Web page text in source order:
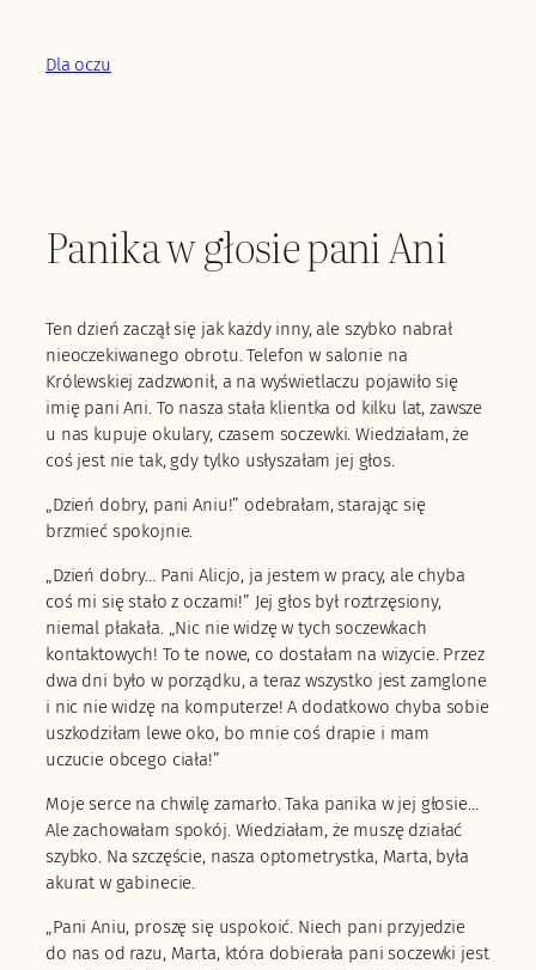
treściDla oczu
Panika w głosie pani Ani
Ten dzień zaczął się jak każdy inny, ale szybko nabrał
nieoczekiwanego obrotu. Telefon w salonie na
Królewskiej zadzwonił, a na wyświetlaczu pojawiło się
imię pani Ani. To nasza stała klientka od kilku lat, zawsze
u nas kupuje okulary, czasem soczewki. Wiedziałam, że
coś jest nie tak, gdy tylko usłyszałam jej głos.
„Dzień dobry, pani Aniu!” odebrałam, starając się
brzmieć spokojnie.
„Dzień dobry… Pani Alicjo, ja jestem w pracy, ale chyba
coś mi się stało z oczami!” Jej głos był roztrzęsiony,
niemal płakała. „Nic nie widzę w tych soczewkach
kontaktowych! To te nowe, co dostałam na wizycie. Przez
dwa dni było w porządku, a teraz wszystko jest zamglone
i nic nie widzę na komputerze! A dodatkowo chyba sobie
uszkodziłam lewe oko, bo mnie coś drapie i mam
uczucie obcego ciała!”
Moje serce na chwilę zamarło. Taka panika w jej głosie…
Ale zachowałam spokój. Wiedziałam, że muszę działać
szybko. Na szczęście, nasza optometrystka, Marta, była
akurat w gabinecie.
„Pani Aniu, proszę się uspokoić. Niech pani przyjedzie
do nas od razu, Marta, która dobierała pani soczewki jest